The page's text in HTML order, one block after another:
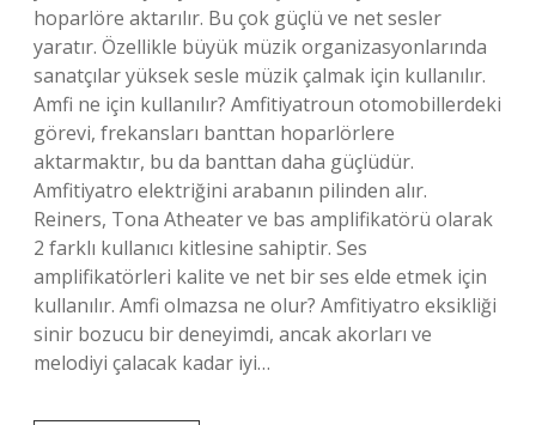
hoparlöre aktarılır. Bu çok güçlü ve net sesler
yaratır. Özellikle büyük müzik organizasyonlarında
sanatçılar yüksek sesle müzik çalmak için kullanılır.
Amfi ne için kullanılır? Amfitiyatroun otomobillerdeki
görevi, frekansları banttan hoparlörlere
aktarmaktır, bu da banttan daha güçlüdür.
Amfitiyatro elektriğini arabanın pilinden alır.
Reiners, Tona Atheater ve bas amplifikatörü olarak
2 farklı kullanıcı kitlesine sahiptir. Ses
amplifikatörleri kalite ve net bir ses elde etmek için
kullanılır. Amfi olmazsa ne olur? Amfitiyatro eksikliği
sinir bozucu bir deneyimdi, ancak akorları ve
melodiyi çalacak kadar iyi…